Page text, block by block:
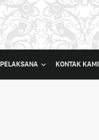
KONTAK KAMI